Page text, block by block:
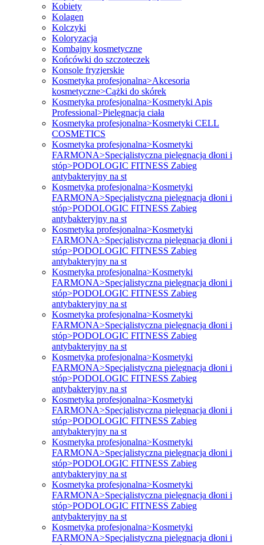
Kobiety
Kolagen
Kolczyki
Koloryzacja
Kombajny kosmetyczne
Końcówki do szczoteczek
Konsole fryzjerskie
Kosmetyka profesjonalna>Akcesoria
kosmetyczne>Cążki do skórek
Kosmetyka profesjonalna>Kosmetyki Apis
Professional>Pielęgnacja ciała
Kosmetyka profesjonalna>Kosmetyki CELL
COSMETICS
Kosmetyka profesjonalna>Kosmetyki
FARMONA>Specjalistyczna pielęgnacja dłoni i
stóp>PODOLOGIC FITNESS Zabieg
antybakteryjny na st
Kosmetyka profesjonalna>Kosmetyki
FARMONA>Specjalistyczna pielęgnacja dłoni i
stóp>PODOLOGIC FITNESS Zabieg
antybakteryjny na st
Kosmetyka profesjonalna>Kosmetyki
FARMONA>Specjalistyczna pielęgnacja dłoni i
stóp>PODOLOGIC FITNESS Zabieg
antybakteryjny na st
Kosmetyka profesjonalna>Kosmetyki
FARMONA>Specjalistyczna pielęgnacja dłoni i
stóp>PODOLOGIC FITNESS Zabieg
antybakteryjny na st
Kosmetyka profesjonalna>Kosmetyki
FARMONA>Specjalistyczna pielęgnacja dłoni i
stóp>PODOLOGIC FITNESS Zabieg
antybakteryjny na st
Kosmetyka profesjonalna>Kosmetyki
FARMONA>Specjalistyczna pielęgnacja dłoni i
stóp>PODOLOGIC FITNESS Zabieg
antybakteryjny na st
Kosmetyka profesjonalna>Kosmetyki
FARMONA>Specjalistyczna pielęgnacja dłoni i
stóp>PODOLOGIC FITNESS Zabieg
antybakteryjny na st
Kosmetyka profesjonalna>Kosmetyki
FARMONA>Specjalistyczna pielęgnacja dłoni i
stóp>PODOLOGIC FITNESS Zabieg
antybakteryjny na st
Kosmetyka profesjonalna>Kosmetyki
FARMONA>Specjalistyczna pielęgnacja dłoni i
stóp>PODOLOGIC FITNESS Zabieg
antybakteryjny na st
Kosmetyka profesjonalna>Kosmetyki
FARMONA>Specjalistyczna pielęgnacja dłoni i